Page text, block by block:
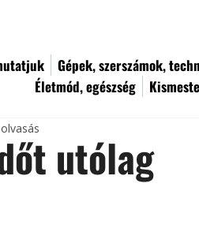
Gépek, szerszámok,
Életmód, egészség
utólag